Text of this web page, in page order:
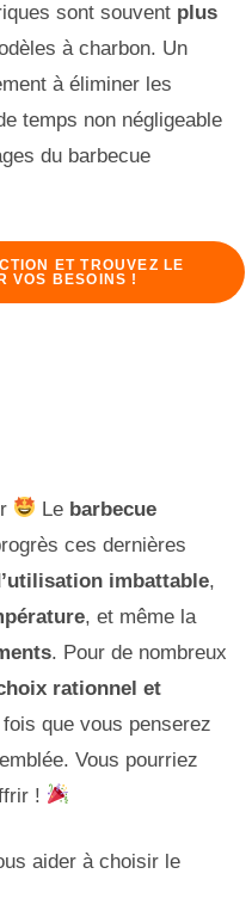
sont souvent plus
à charbon. Un
à éliminer les
temps non négligeable
du barbecue
ET TROUVEZ LE
VOS BESOINS !
Le barbecue
ces dernières
imbattable,
, et même la
. Pour de nombreux
rationnel et
que vous penserez
Vous pourriez
!
aider à choisir le